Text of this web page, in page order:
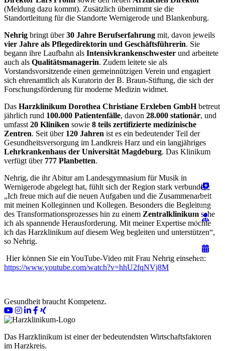
(Meldung dazu kommt). Zusätzlich übernimmt sie die
Standortleitung für die Standorte Wernigerode und Blankenburg.
Nehrig bringt über30 Jahre Berufserfahrung mit, davon jeweils
vier Jahre als Pflegedirektorin und Geschäftsführerin. Sie
begann ihre Laufbahn als Intensivkrankenschwester und arbeitete
auch als Qualitätsmanagerin. Zudem leitete sie als
Vorstandsvorsitzende einen gemeinnützigen Verein und engagiert
sich ehrenamtlich als Kuratorin der B. Braun-Stiftung, die sich der
Forschungsförderung für moderne Medizin widmet.
Das Harzklinikum Dorothea Christiane Erxleben GmbHbetreut
jährlich rund 100.000 Patientenfälle, davon 28.000 stationär, und
umfasst20 Kliniken sowie 8 teils zertifizierte medizinische
Zentren. Seit über 120 Jahren ist es ein bedeutender Teil der
Gesundheitsversorgung im Landkreis Harz und ein langjähriges
Lehrkrankenhaus der Universität Magdeburg. Das Klinikum
verfügt über 777 Planbetten.
Nehrig, die ihr Abitur am Landesgymnasium für Musik in
Wernigerode abgelegt hat, fühlt sich der Region stark verbunden:
„Ich freue mich auf die neuen Aufgaben und die Zusammenarbeit
mit meinen Kolleginnen und Kollegen. Besonders die Begleitung
des Transformationsprozesses hin zu einem Zentralklinikum sehe
ich als spannende Herausforderung. Mit meiner Expertise möchte
ich das Harzklinikum auf diesem Weg begleiten und unterstützen“,
so Nehrig.
Hier können Sie ein YouTube-Video mit Frau Nehrig einsehen:
https://www.youtube.com/watch?v=hhU2fqNVj8M
Gesundheit braucht Kompetenz.
Das Harzklinikum ist einer der bedeutendsten Wirtschaftsfaktoren
im Harzkreis.